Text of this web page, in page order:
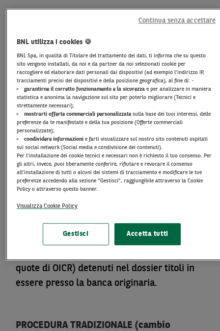
PRENDI UN APPUNTAMENTO
TRASFERIMENTO TITOLI DA
ALTRA BANCA A BNL
PROCEDURA STANDARDIZZATA:ti consente
di rivolgerti a BNL (banca nuova), affinché la
stessa si faccia carico di trasferire
automaticamente in un’unica soluzione, sul
dossier aperto dal cliente presso la banca
medesima, gli strumenti finanziari (azioni,
quote di OICR) detenuti nel dossier titoli in
essere presso la banca originaria.
PROCEDURA TRADIZIONALE (cambio
BNL utilizza i cookies 🍪
BNL Spa, in qualità di Titolare del trattamento dei dati, ti informa che su questo
sito vengono installati, da noi e da partner da noi selezionati cookie per
raccogliere ed elaborare dati personali dai dispositivi (ad esempio l’indirizzo IP,
tracciamenti precisi dei dispositivi e della posizione geografica), al fine di: -
garantirne il corretto funzionamento e la sicurezza e per analizzare in maniera
statistica e anonima la navigazione sul sito per poterlo migliorare (Tecnici e
strettamente necessari);
mostrarti offerte commerciali personalizzate sulla base dei tuoi interessi, delle
preferenze da te manifestate e della tua posizione (Offerte commerciali
personalizzate);
condividere informazioni e farti visualizzare sul nostro sito contenuti ospitati
sui social network (Social media e condivisione dei contenuti).
Per l’installazione dei cookie tecnici e necessari non è richiesto il tuo consenso. Per
gli altri, invece, puoi liberamente conferire, rifiutare e revocare il consenso
all’installazione di tutti o alcuni dei sistemi di tracciamento e modificare le tue
preferenze accedendo alla sezione “Gestisci”, raggiungibile attraverso la Cookie
Policy o attraverso questo banner.
Visualizza Cookie Policy
Gestisci Accetta tutti
Continua senza accettare